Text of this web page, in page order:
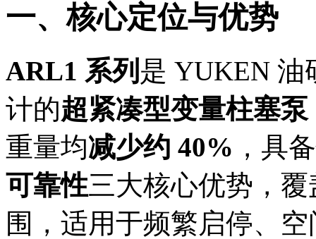
一、核心定位与优势
ARL1 系列 是 YUKEN 油
计的超紧凑型变量柱塞泵
重量均减少约 40% ，具备
可靠性三大核心优势，覆
围，适用于频繁启停、